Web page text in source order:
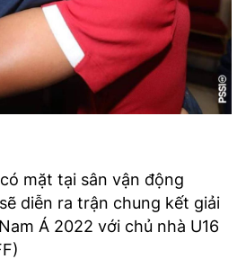
mặt tại sân vận động
diễn ra trận chung kết giải
Á 2022 với chủ nhà U16